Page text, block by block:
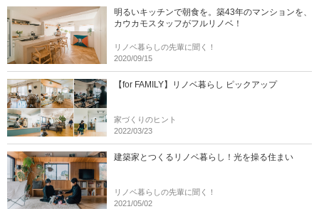
明るいキッチンで朝食を。築43年のマンションを、
カウカモスタッフがフルリノベ！
リノベ暮らしの先輩に聞く！
2020/09/15
【for FAMILY】リノベ暮らし ピックアップ
家づくりのヒント
2022/03/23
建築家とつくるリノベ暮らし！光を操る住まい
リノベ暮らしの先輩に聞く！
2021/05/02